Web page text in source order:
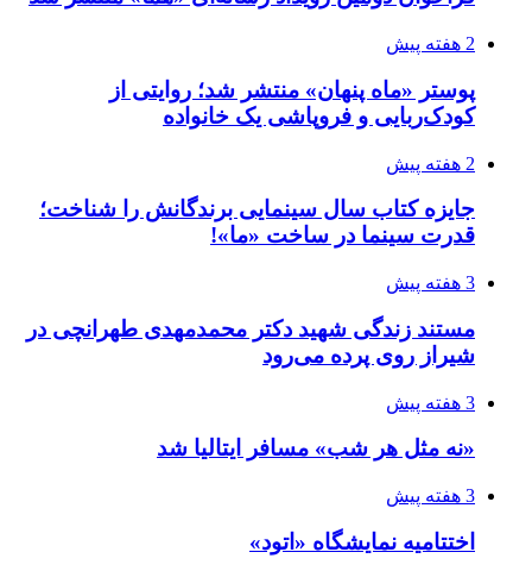
2 هفته پیش
پوستر «ماه پنهان» منتشر شد؛ روایتی از
کودک‌ربایی و فروپاشی یک خانواده
2 هفته پیش
جایزه کتاب سال سینمایی برندگانش را شناخت؛
قدرت سینما در ساخت «ما»!
3 هفته پیش
مستند زندگی شهید دکتر محمدمهدی طهرانچی در
شیراز روی پرده می‌رود
3 هفته پیش
«نه مثل هر شب» مسافر ایتالیا شد
3 هفته پیش
اختتامیه نمایشگاه «اتود»